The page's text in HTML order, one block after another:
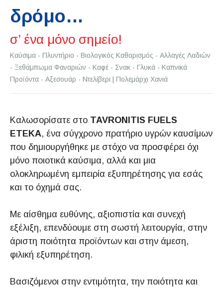
δρόμο…
σ’ ένα μόνο σημείο!
Καύσιμα - Πλυντήριο - Βιολογικός Καθαρισμός - Αλλαγές Λαδιών
- Ξεθάμπωμα Φαναριών - Καφέ - Σνακ - Γλυκά - Καπνικά
Προϊόντα - Αξεσουάρ - Ντελίβερι | Πολεμάρχι Χανιά
Καλωσορίσατε στο TAVRONITIS FUELS
ETEKA, ένα σύγχρονο πρατήριο υγρών καυσίμων
που δημιουργήθηκε με στόχο να προσφέρει όχι
μόνο ποιοτικά καύσιμα, αλλά και μια
ολοκληρωμένη εμπειρία εξυπηρέτησης για εσάς
και το όχημά σας.
Με αίσθημα ευθύνης, αξιοπιστία και συνεχή
εξέλιξη, επενδύουμε στη σωστή λειτουργία, στην
άριστη ποιότητα προϊόντων και στην άμεση,
φιλική εξυπηρέτηση.
Βασιζόμενοι στην εντιμότητα, την ποιότητα και